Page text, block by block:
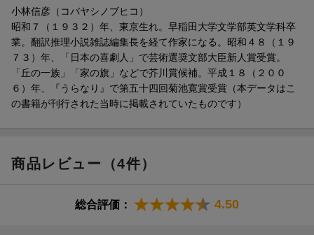
小林信彦（コバヤシノブヒコ）
昭和７（１９３２）年、東京生れ。早稲田大学文学部英文学科卒
業。翻訳推理小説雑誌編集長を経て作家になる。昭和４８（１９
７３）年、「日本の喜劇人」で芸術選奨文部大臣新人賞受賞。
「丘の一族」「家の旗」などで芥川賞候補。平成１８（２００
６）年、『うらなり』で第五十四回菊池寛賞受賞（本データはこ
の書籍が刊行された当時に掲載されていたものです）
商品レビュー（4件）
総合評価： 4.50